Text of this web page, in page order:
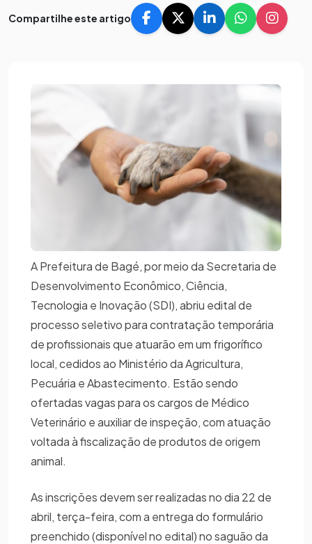
Compartilhe este artigo
A Prefeitura de Bagé, por meio da Secretaria de
Desenvolvimento Econômico, Ciência,
Tecnologia e Inovação (SDI), abriu edital de
processo seletivo para contratação temporária
de profissionais que atuarão em um frigorífico
local, cedidos ao Ministério da Agricultura,
Pecuária e Abastecimento. Estão sendo
ofertadas vagas para os cargos de Médico
Veterinário e auxiliar de inspeção, com atuação
voltada à fiscalização de produtos de origem
animal.
As inscrições devem ser realizadas no dia 22 de
abril, terça-feira, com a entrega do formulário
preenchido (disponível no edital) no saguão da